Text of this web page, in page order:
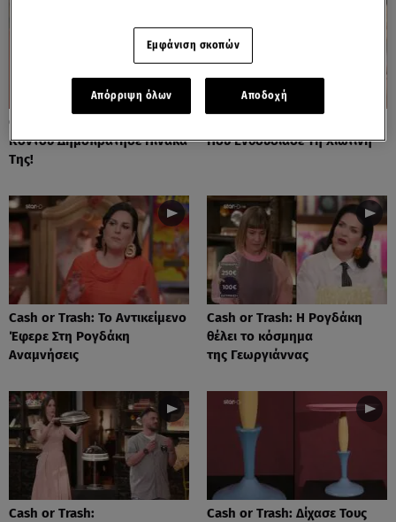
Cash or Trash: Η Μάρω
Κοντού Δημοπράτησε Πίνακά
Της!
Που Ενθουσίασε Τη Χιωτίνη
Cash or Trash: Το Αντικείμενο
Έφερε Στη Ρογδάκη
Αναμνήσεις
Cash or Trash: Η Ρογδάκη
θέλει το κόσμημα
της Γεωργιάννας
Cash or Trash:
Cash or Trash: Δίχασε Τους
Εμφάνιση σκοπών
Απόρριψη όλων Αποδοχή